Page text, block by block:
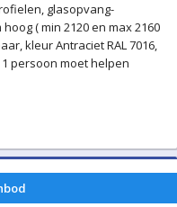
glasopvang-
( min 2120 en max 2160
kleur Antraciet RAL 7016,
persoon moet helpen